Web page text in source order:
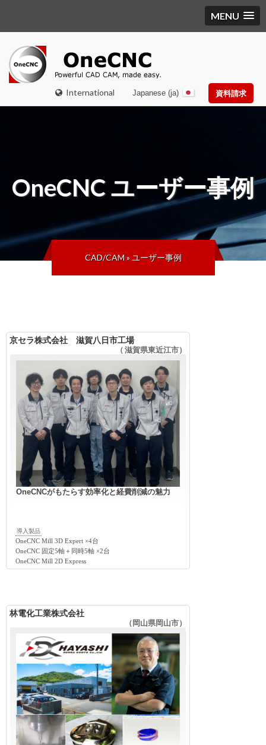
MENU
International 資料請求
Japanese (ja)
OneCNCユーザー事例
CAD/CAM»ユーザー事例
京セラ株式会社 滋賀八日市工場
（ 滋賀県東近江市）
OneCNCがもたらす効率化と経費削減の魅力
導入製品
OneCNC Mill 3D Expert ×4台
OneCNC 固定5軸＋同時5軸 ×2台
OneCNC Mill 2D Express
林電化工業株式会社
（岡山県岡山市）